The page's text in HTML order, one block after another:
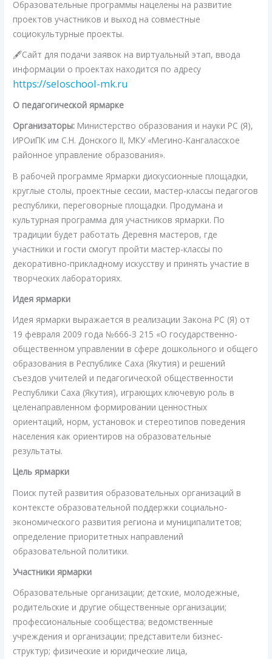
Образовательные программы нацелены на развитие
проектов участников и выход на совместные
социокультурные проекты.
🖋️Сайт для подачи заявок на виртуальный этап, ввода
информации о проектах находится по адресу
https://seloschool-mk.ru
О педагогической ярмарке
Организаторы: Министерство образования и науки РС (Я),
ИРОиПК им С.Н. Донского II, МКУ «Мегино-Кангаласское
районное управление образования».
В рабочей программе Ярмарки дискуссионные площадки,
круглые столы, проектные сессии, мастер-классы педагогов
республики, переговорные площадки. Продумана и
культурная программа для участников ярмарки. По
традиции будет работать Деревня мастеров, где
участники и гости смогут пройти мастер-классы по
декоративно-прикладному искусству и принять участие в
творческих лабораториях.
Идея ярмарки
Идея ярмарки выражается в реализации Закона РС (Я) от
19 февраля 2009 года №666-З 215 «О государственно-
общественном управлении в сфере дошкольного и общего
образования в Республике Саха (Якутия) и решений
съездов учителей и педагогической общественности
Республики Саха (Якутия), играющих ключевую роль в
целенаправленном формировании ценностных
ориентаций, норм, установок и стереотипов поведения
населения как ориентиров на образовательные
результаты.
Цель ярмарки
Поиск путей развития образовательных организаций в
контексте образовательной поддержки социально-
экономического развития региона и муниципалитетов;
определение приоритетных направлений
образовательной политики.
Участники ярмарки
Образовательные организации; детские, молодежные,
родительские и другие общественные организации;
профессиональные сообщества; ведомственные
учреждения и организации; представители бизнес-
структур; физические и юридические лица,